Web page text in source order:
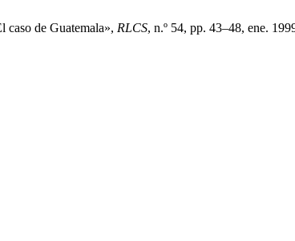
de Guatemala», RLCS, n.º 54, pp. 43–48, ene.